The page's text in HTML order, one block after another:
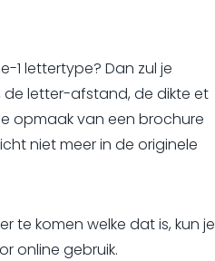
1 lettertype? Dan zul je
de letter-afstand, de dikte et
opmaak van een brochure
niet meer in de originele
te komen welke dat is, kun je
online gebruik.